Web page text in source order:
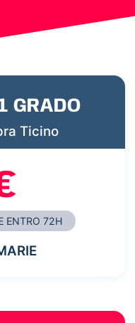
GRADO
Ticino
ENTRO 72H